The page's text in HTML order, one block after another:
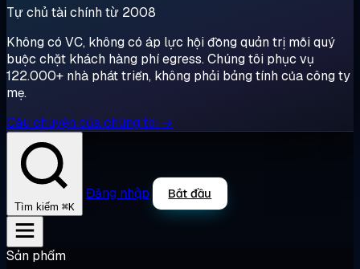
Tự chủ tài chính từ 2008
Không có VC, không có áp lực hội đồng quản trị mỗi quý
buộc chặt khách hàng phí egress. Chúng tôi phục vụ
122.000+ nhà phát triển, không phải bảng tính của công ty
mẹ.
Câu chuyện của chúng tôi →
Tìm kiếm ⌘K
Đăng nhập Bắt đầu
Sản phẩm